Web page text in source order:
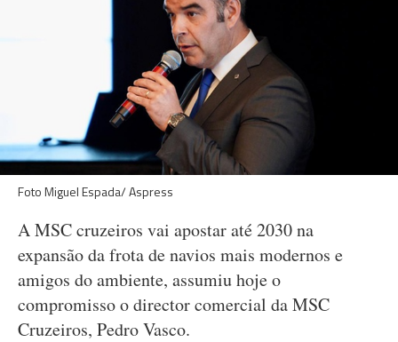
Foto Miguel Espada/ Aspress
A MSC cruzeiros vai apostar até 2030 na
expansão da frota de navios mais modernos e
amigos do ambiente, assumiu hoje o
compromisso o director comercial da MSC
Cruzeiros, Pedro Vasco.